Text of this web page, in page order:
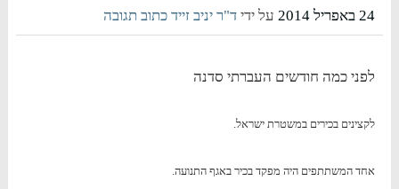
24 באפריל 2014 על ידיד"ר יניב זייד כתוב תגובה
לפני כמה חודשים העברתי סדנה
לקצינים בכירים במשטרת ישראל.
אחד המשתתפים היה מפקד בכיר באגף התנועה.